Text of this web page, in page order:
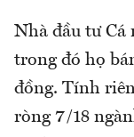
Nhà đầu tư Cá
trong đó họ
đồng. Tính
ròng 7/18